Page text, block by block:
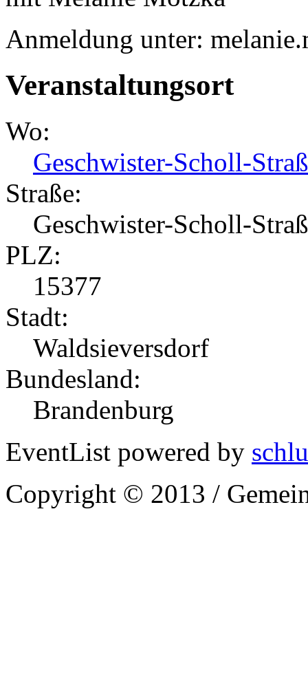
Anmeldung unter:
Veranstaltungsort
Wo:
Geschwister-Scholl-
Straße:
Geschwister-Scholl-
PLZ:
15377
Stadt:
Waldsieversdorf
Bundesland:
Brandenburg
EventList powered by
Copyright © 2013 /